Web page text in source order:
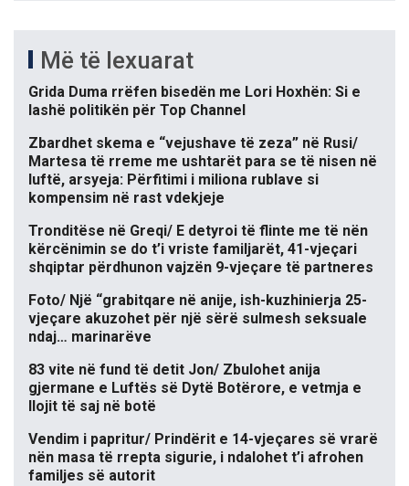
Më të lexuarat
Grida Duma rrëfen bisedën me Lori Hoxhën: Si e
lashë politikën për Top Channel
Zbardhet skema e “vejushave të zeza” në Rusi/
Martesa të rreme me ushtarët para se të nisen në
luftë, arsyeja: Përfitimi i miliona rublave si
kompensim në rast vdekjeje
Tronditëse në Greqi/ E detyroi të flinte me të nën
kërcënimin se do t’i vriste familjarët, 41-vjeçari
shqiptar përdhunon vajzën 9-vjeçare të partneres
Foto/ Një “grabitqare në anije, ish-kuzhinierja 25-
vjeçare akuzohet për një sërë sulmesh seksuale
ndaj… marinarëve
83 vite në fund të detit Jon/ Zbulohet anija
gjermane e Luftës së Dytë Botërore, e vetmja e
llojit të saj në botë
Vendim i papritur/ Prindërit e 14-vjeçares së vrarë
nën masa të rrepta sigurie, i ndalohet t’i afrohen
familjes së autorit